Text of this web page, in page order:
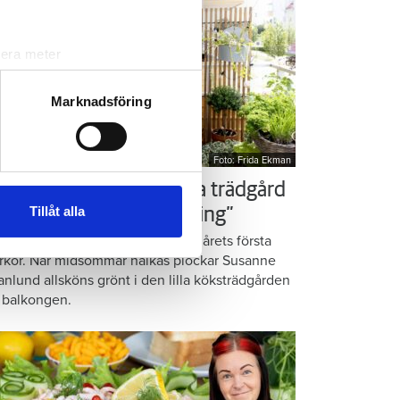
meter
. Du kan ändra
information från din enhet
kombinera informationen
Marknadsföring
Tillåt alla
Foto: Frida Ekman
som Susanne – ordna trädgård
balkongen: ”God gärning”
örter, krispig sallad och årets första
När midsommar nalkas plockar Susanne
allsköns grönt i den lilla köksträdgården